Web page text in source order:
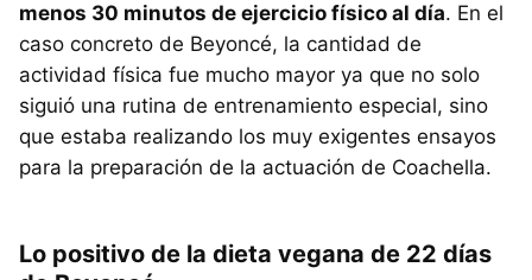
menos 30 minutos de ejercicio físico al día. En el
caso concreto de Beyoncé, la cantidad de
actividad física fue mucho mayor ya que no solo
siguió una rutina de entrenamiento especial, sino
que estaba realizando los muy exigentes ensayos
para la preparación de la actuación de Coachella.
Lo positivo de la dieta vegana de 22 días